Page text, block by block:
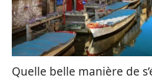
Quelle belle manière de